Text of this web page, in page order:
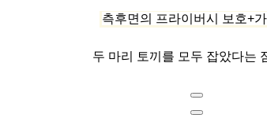
측후면의 프라이버시 보호+가
두 마리 토끼를 모두 잡았다는